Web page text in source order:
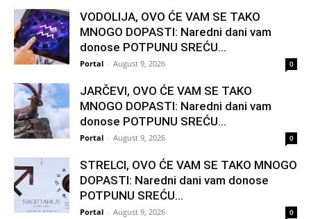
VODOLIJA, OVO ĆE VAM SE TAKO
MNOGO DOPASTI: Naredni dani vam
donose POTPUNU SREĆU...
Portal - August 9, 2026 0
JARČEVI, OVO ĆE VAM SE TAKO
MNOGO DOPASTI: Naredni dani vam
donose POTPUNU SREĆU...
Portal - August 9, 2026 0
STRELCI, OVO ĆE VAM SE TAKO MNOGO
DOPASTI: Naredni dani vam donose
POTPUNU SREĆU...
Portal - August 9, 2026 0